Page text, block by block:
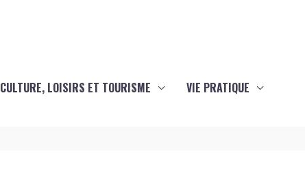
CULTURE, LOISIRS ET TOURISME VIE PRATIQUE